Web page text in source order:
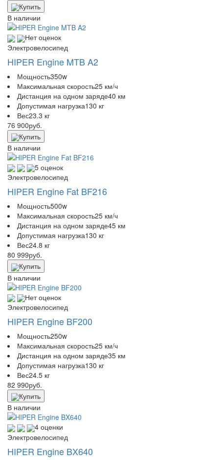
Купить
В наличии
Нет оценок
Электровелосипед
HIPER Engine MTB A2
Мощность350w
Максимальная скорость25 км/ч
Дистанция на одном заряде40 км
Допустимая нагрузка130 кг
Вес23.3 кг
76 900руб.
Купить
В наличии
5 оценок
Электровелосипед
HIPER Engine Fat BF216
Мощность500w
Максимальная скорость25 км/ч
Дистанция на одном заряде45 км
Допустимая нагрузка130 кг
Вес24.8 кг
80 999руб.
Купить
В наличии
Нет оценок
Электровелосипед
HIPER Engine BF200
Мощность250w
Максимальная скорость25 км/ч
Дистанция на одном заряде35 км
Допустимая нагрузка130 кг
Вес24.5 кг
82 990руб.
Купить
В наличии
4 оценки
Электровелосипед
HIPER Engine BX640